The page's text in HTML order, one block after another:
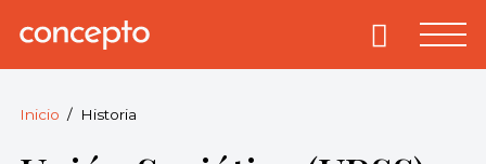
Concepto.
Primary
Inicio Historia